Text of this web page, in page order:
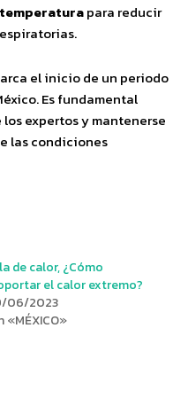
para reducir
el inicio de un periodo
Es fundamental
expertos y mantenerse
las condiciones
de calor, ¿Cómo
el calor extremo?
06/2023
«MÉXICO»